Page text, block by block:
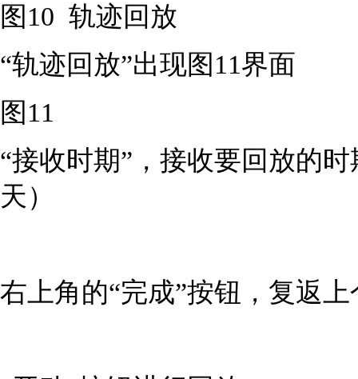
图10 轨迹回放
“轨迹回放”出现图11界面
图11
“接收时期”，接收要回放的
天）
右上角的“完成”按钮，复返